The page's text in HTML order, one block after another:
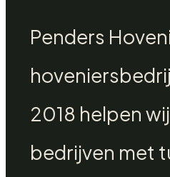
Penders
2018 helpen
bedrijven met